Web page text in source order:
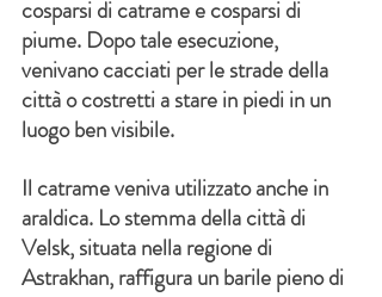
cosparsi di catrame e cosparsi di
piume. Dopo tale esecuzione,
venivano cacciati per le strade della
città o costretti a stare in piedi in un
luogo ben visibile.
Il catrame veniva utilizzato anche in
araldica. Lo stemma della città di
Velsk, situata nella regione di
Astrakhan, raffigura un barile pieno di